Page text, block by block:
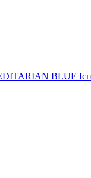
BLUE